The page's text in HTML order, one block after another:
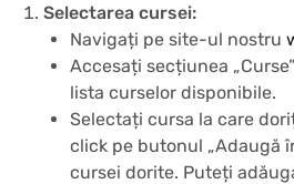
Selectarea cursei:
Navigați pe site-ul nostru
Accesați secțiunea
lista curselor disponibile.
Selectați cursa la care
click pe butonul „Adaugă
cursei dorite. Puteți